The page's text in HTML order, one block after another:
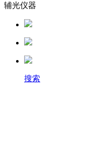
辅光仪器
搜索